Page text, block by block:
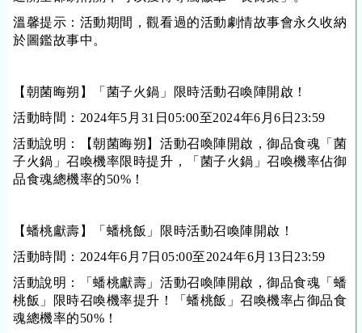
溫馨提示：活動期間，觀看過的活動劇情故事會永久收納
於圖鑑故事中。
【朝菌晦朔】「菌子火鍋」限時活動召喚陣開啟！
活動時間：2024年5月 31 日05:00至2024年6月6 日23:59
活動說明：【朝菌晦朔】活動召喚陣開啟，御品食魂「菌
子火鍋」召喚機率限時提升，「菌子火鍋」召喚機率佔御
品食魂總機率的50%！
【蟠桃獻壽】「蟠桃飯」限時活動召喚陣開啟！
活動時間： 2024年6月 7日05:00至2024年6月 13 日23:59
活動說明：「蟠桃獻壽」活動召喚陣開啟，御品食魂「蟠
桃飯」限時召喚機率提升！「蟠桃飯」召喚機率占御品食
魂總機率的50%！